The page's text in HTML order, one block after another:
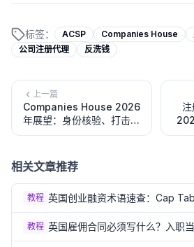
标签： ACSP Companies House
公司注册代理
反洗钱
上一篇
Companies House 2026
年展望：身份核验、打击经
济犯罪与 AI 应用全面提速
注
相关文章推荐
教程 英国创业融资术语速查：Cap
职调查、稀释到底是什么（2026
教程 英国雇佣合同必须写什么？入职
给的书面声明清单（2026）